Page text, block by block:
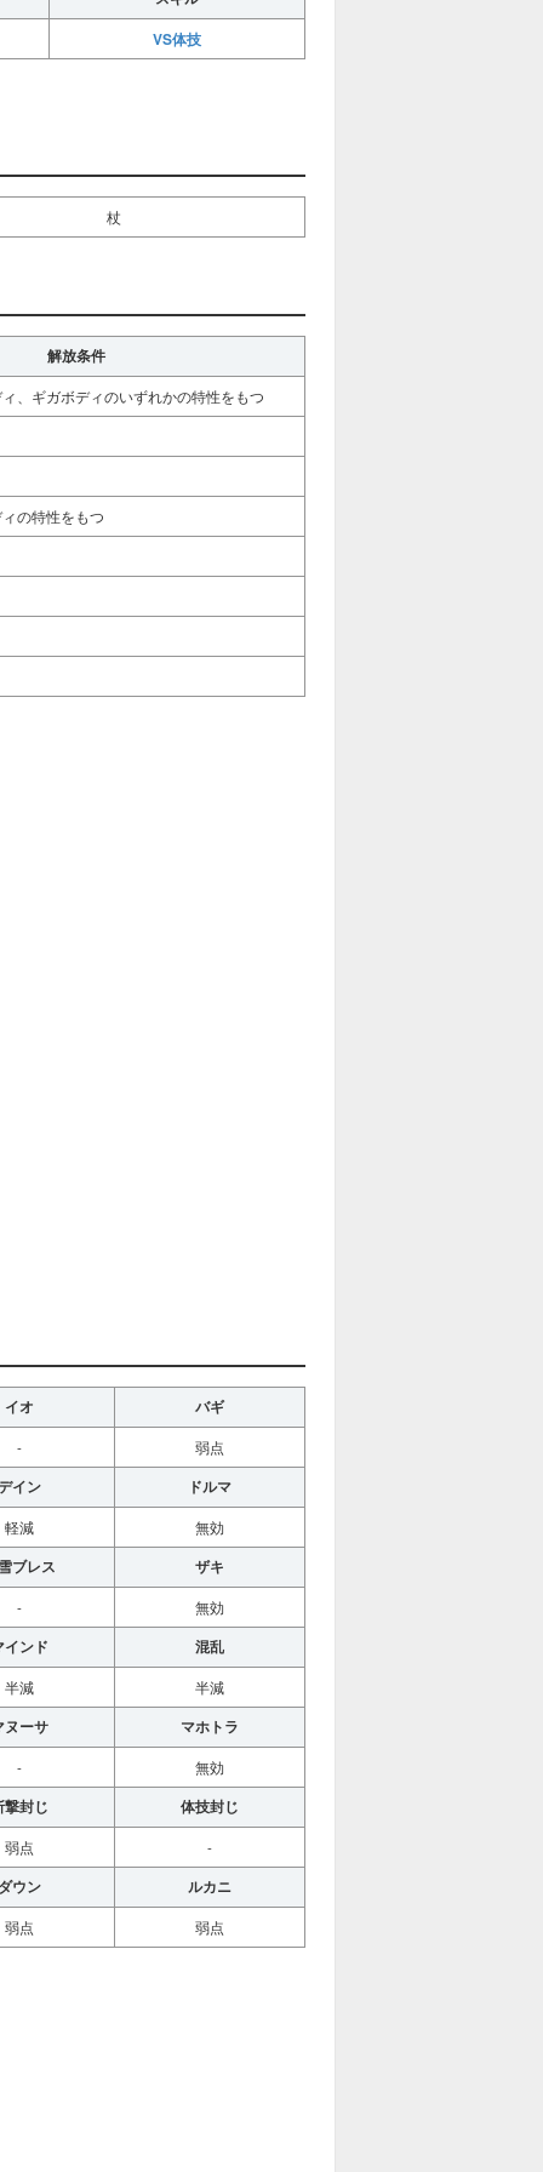
VS体技
杖
解放条件
、ギガボディのいずれかの特性をもつ
の特性をもつ
イオ バギ
- 弱点
イン ドルマ
軽減 無効
ブレス ザキ
- 無効
インド 混乱
半減 半減
ヌーサ マホトラ
- 無効
撃封じ 体技封じ
弱点 -
ダウン ルカニ
弱点 弱点